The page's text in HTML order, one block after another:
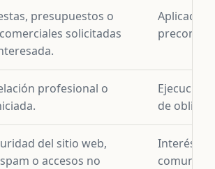
presupuestos o
solicitadas
profesional o
Ejecución
de
del sitio web,
o accesos no
Interés